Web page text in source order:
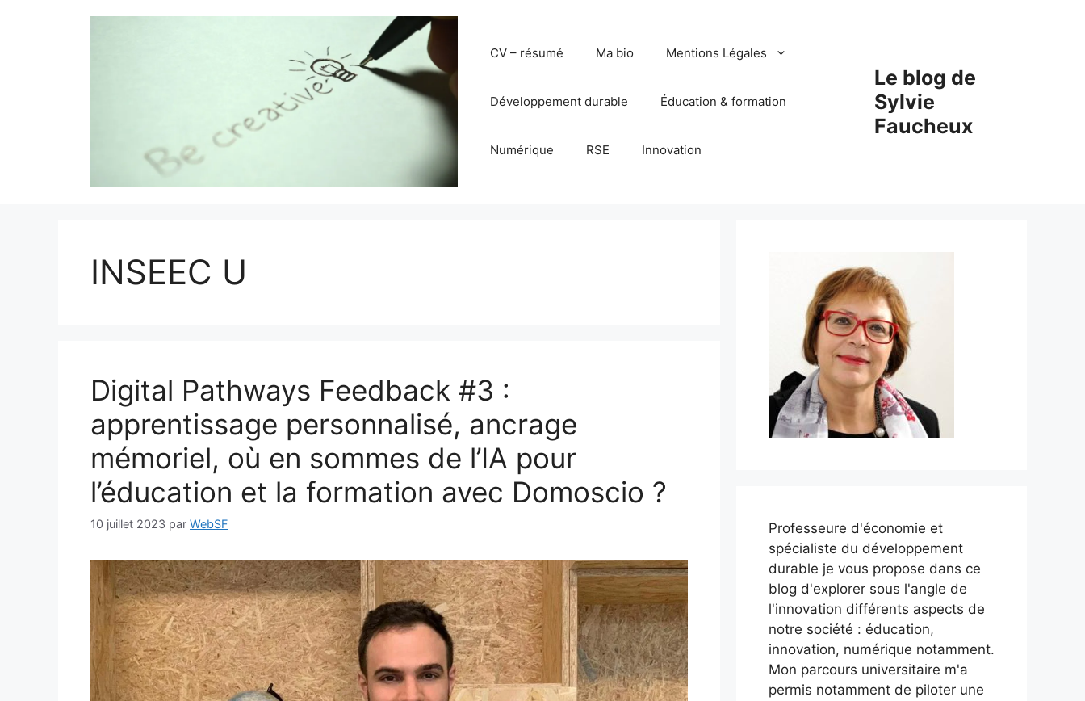
Le blog de
Sylvie
Faucheux
CV – résumé Ma bio Mentions Légales
Développement durable Éducation & formation
Numérique RSE Innovation
INSEEC U
Digital Pathways Feedback #3 :
apprentissage personnalisé, ancrage
mémoriel, où en sommes de l’IA pour
l’éducation et la formation avec Domoscio ?
10 juillet 2023 par WebSF
Professeure d'économie et
spécialiste du développement
durable je vous propose dans ce
blog d'explorer sous l'angle de
l'innovation différents aspects de
notre société : éducation,
innovation, numérique notamment.
Mon parcours universitaire m'a
permis notamment de piloter une